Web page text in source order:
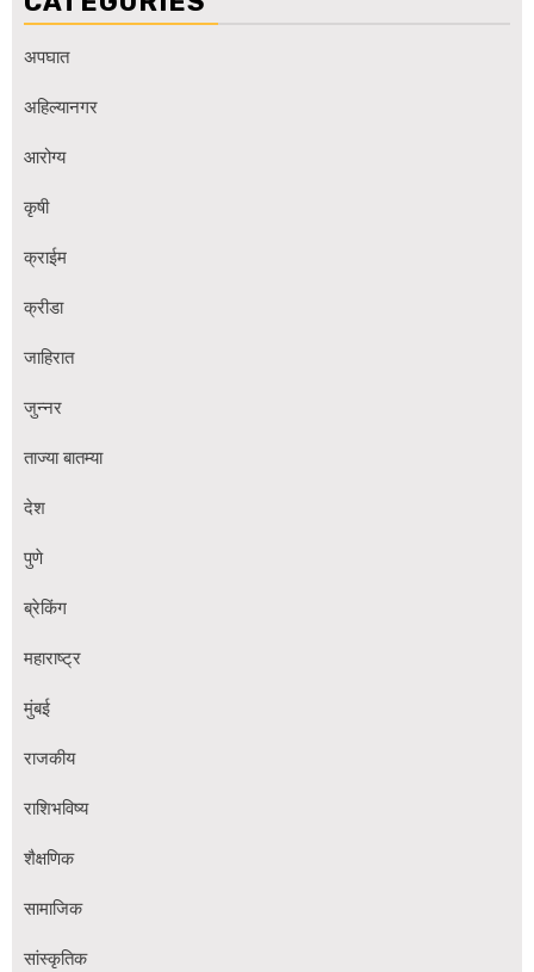
अपघात
अहिल्यानगर
आरोग्य
कृषी
क्राईम
क्रीडा
जाहिरात
जुन्नर
ताज्या बातम्या
देश
पुणे
ब्रेकिंग
महाराष्ट्र
मुंबई
राजकीय
राशिभविष्य
शैक्षणिक
सामाजिक
सांस्कृतिक